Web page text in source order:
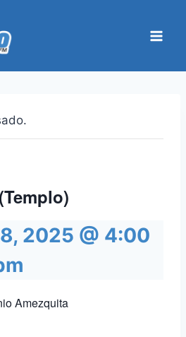
2025 @ 4:00
Amezquita